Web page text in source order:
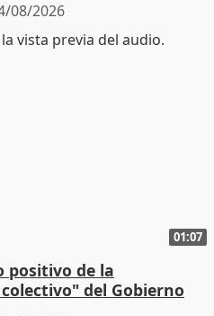
08/2026
01:07
positivo de la
del Gobierno